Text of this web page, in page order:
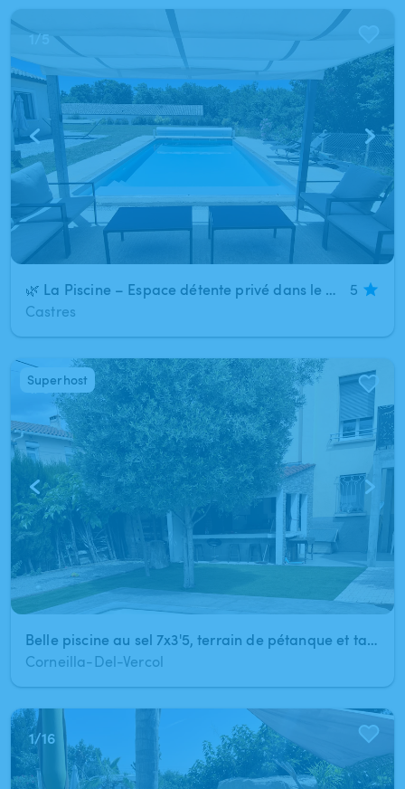
1/5
🌿 La Piscine – Espace détente privé dans le Tarn 🌿
5
Castres
1/6
Belle piscine au sel 7x3'5, terrain de pétanque et table de ping pong
Corneilla-Del-Vercol
Superhost
1/16